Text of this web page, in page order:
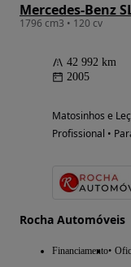
Mercedes-Benz
1796 cm3 • 120 cv
42 992 km
2005
Matosinhos e
Profissional •
Rocha Automóveis
Financiamento